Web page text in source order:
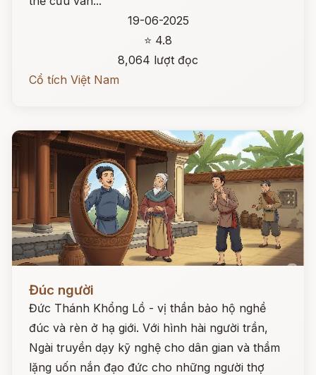
19-06-2025
⭐ 4.8
8,064 lượt đọc
Cổ tích Việt Nam
Đúc người
Đức Thánh Khổng Lồ - vị thần bảo hộ nghề
đúc và rèn ở hạ giới. Với hình hài người trần,
Ngài truyền dạy kỹ nghệ cho dân gian và thầm
lặng uốn nắn đạo đức cho những người thợ